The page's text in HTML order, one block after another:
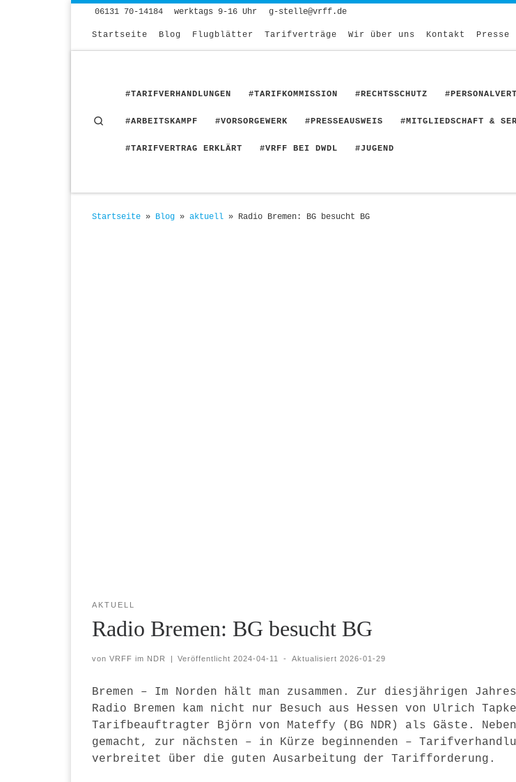
06131 70-14184 werktags 9-16 Uhr g-stelle@vrff.de
Startseite Blog Flugblätter Tarifverträge Wir über uns Kontakt Presse
#TARIFVERHANDLUNGEN #TARIFKOMMISSION #RECHTSSCHUTZ
#ARBEITSKAMPF #VORSORGEWERK #PRESSEAUSWEIS #MITGLIEDSCHAFT &
#TARIFVERTRAG ERKLÄRT #VRFF BEI DWDL #JUGEND
Search
Startseite » Blog » aktuell » Radio Bremen: BG besucht BG
AKTUELL
Radio Bremen: BG besucht BG
von VRFF im NDR | Veröffentlicht2024-04-11 - Aktualisiert 2026-01-29
Bremen – Im Norden hält man zusammen. Zur diesjährigen
Radio Bremen kam nicht nur Besuch aus Hessen von Ulrich
Tarifbeauftragter Björn von Mateffy (BG NDR) als Gäste.
gemacht, zur nächsten – in Kürze beginnenden –
verbreitet über die guten Ausarbeitung der Tarifforderung.